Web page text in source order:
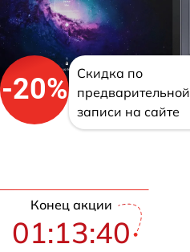
-20%
Скидка по
предварительной
записи на сайте
Конец акции
01:13:39